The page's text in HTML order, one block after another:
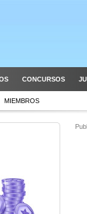
CONCURSOS
MIEMBROS